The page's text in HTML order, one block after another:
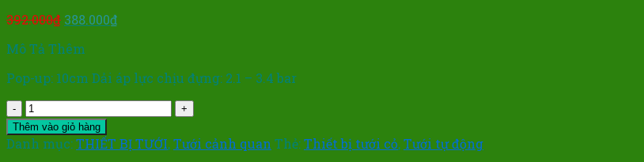
392.000₫ Giá
là:
388.000₫
388.000₫.
Mô Tả Thêm
Pop-up: 10cm Dải áp lực chịu đựng: 2.1 – 3.4 bar
ĐẦU
TƯỚI
ROTOR
Thêm vào giỏ hàng
Danh mục:THIẾT BỊ TƯỚI,Tưới cảnh quan Thẻ:Thiết bị tưới cỏ,Tưới tự động